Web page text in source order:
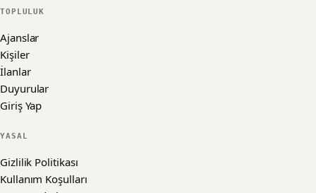
TOPLULUK
Ajanslar
Kişiler
İlanlar
Duyurular
Giriş Yap
YASAL
Gizlilik Politikası
Kullanım Koşulları